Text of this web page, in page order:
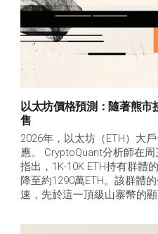
以太坊價格預測：隨著熊
售​
2026年，以太坊（ETH）大
應。 CryptoQuant分析師在
指出，1K-10K ETH持有群體
降至約1290萬ETH。該群體
速，先於這一頂級山寨幣的顯